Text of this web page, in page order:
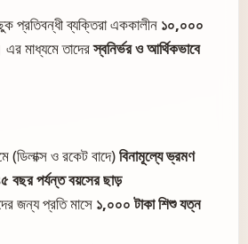
প্রতিবন্ধী ব্যক্তিরা এককালীন ১০,০০০
মাধ্যমে তাদেরস্বনির্ভর ও আর্থিকভাবে
(ডিলাক্স ও রকেট বাদে)বিনামূল্যে ভ্রমণ
বছর পর্যন্ত বয়সের ছাড়
জন্য প্রতি মাসে ১,০০০ টাকা শিশু যত্ন